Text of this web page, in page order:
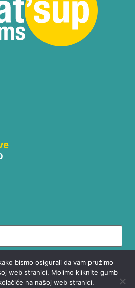
bismo osigurali da vam pružimo
web stranici. Molimo kliknite gumb
na našoj web stranici.